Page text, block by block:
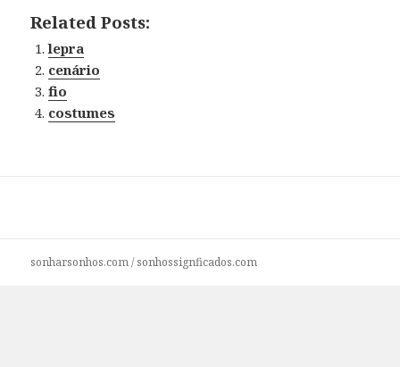
Related Posts:
lepra
cenário
fio
costumes
sonharsonhos.com/sonhossignficados.com